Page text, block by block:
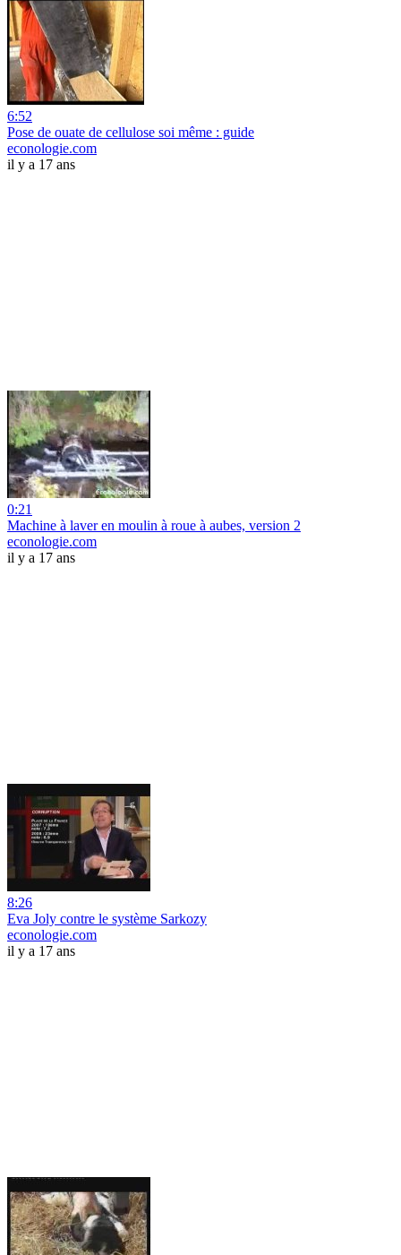
6:52
Pose de ouate de cellulose soi même : guide
econologie.com
il y a 17 ans
0:21
Machine à laver en moulin à roue à aubes, version 2
econologie.com
il y a 17 ans
8:26
Eva Joly contre le système Sarkozy
econologie.com
il y a 17 ans